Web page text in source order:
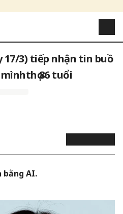
17/3) tiếp nhận tin buồ
86 tuổi
bằng AI.